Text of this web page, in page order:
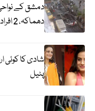
دمشق کے
دھماکہ، 2 افراد جاں بحق، متعدد زخمی
شادی کا کوئی
پٹیل